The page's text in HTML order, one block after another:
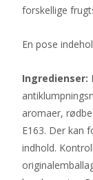
forskellige
En pose
Ingredienser:
aromaer,
E163. Der kan
indhold.